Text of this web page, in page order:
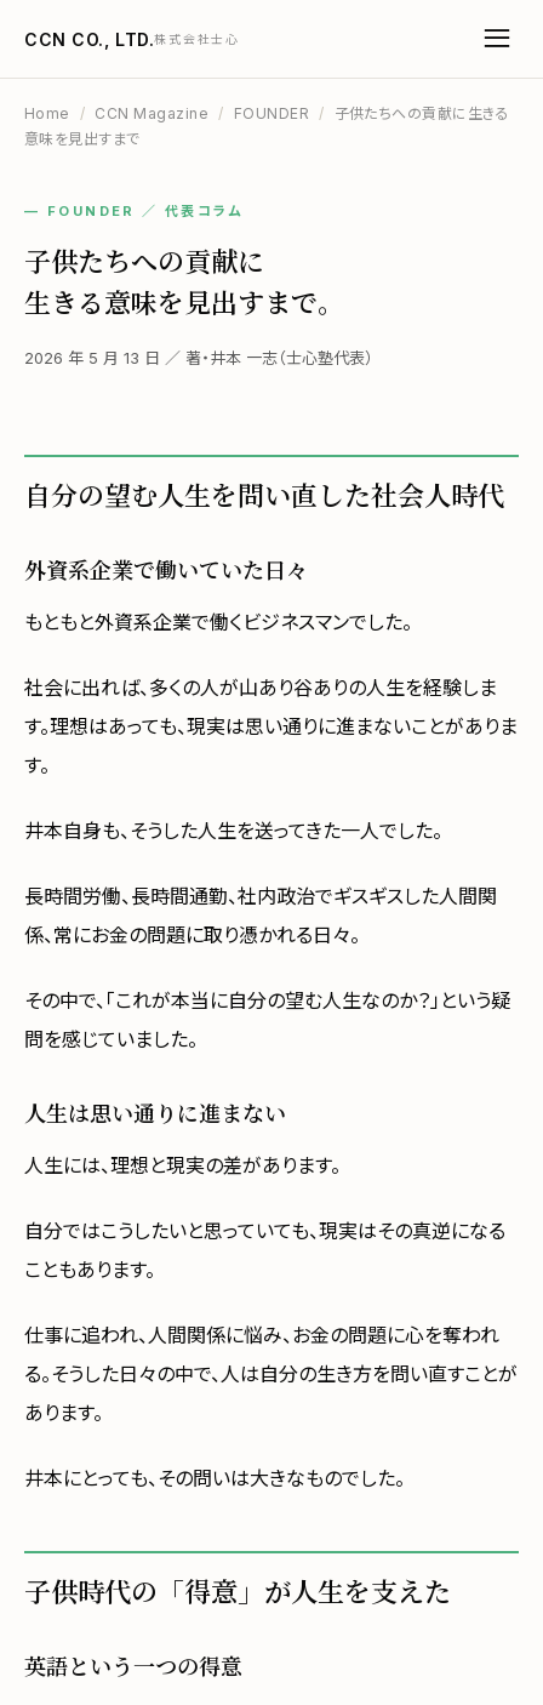
CCN CO., LTD.株式会社士心
Home / CCN Magazine / FOUNDER /
子供たちへの貢献に生きる
意味を見出すまで
— FOUNDER ／ 代表コラム
子供たちへの貢献に
生きる意味を見出すまで。
2026 年 5 月 13 日 ／ 著・井本 一志（士心塾代表）
自分の望む人生を問い直した社会人時代
外資系企業で働いていた日々
もともと外資系企業で働くビジネスマンでした。
社会に出れば、多くの人が山あり谷ありの人生を経験しま
す。理想はあっても、現実は思い通りに進まないことがありま
す。
井本自身も、そうした人生を送ってきた一人でした。
長時間労働、長時間通勤、社内政治でギスギスした人間関
係、常にお金の問題に取り憑かれる日々。
その中で、「これが本当に自分の望む人生なのか？」という疑
問を感じていました。
人生は思い通りに進まない
人生には、理想と現実の差があります。
自分ではこうしたいと思っていても、現実はその真逆になる
こともあります。
仕事に追われ、人間関係に悩み、お金の問題に心を奪われ
る。そうした日々の中で、人は自分の生き方を問い直すことが
あります。
井本にとっても、その問いは大きなものでした。
子供時代の「得意」が人生を支えた
英語という一つの得意